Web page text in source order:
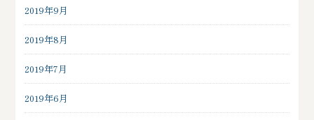
2019年9月
2019年8月
2019年7月
2019年6月